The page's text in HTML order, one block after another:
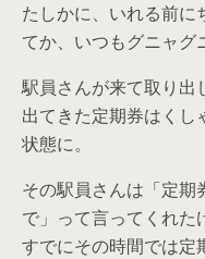
たしかに、いれる前に
てか、いつもグニャグ
駅員さんが来て取り出
出てきた定期券はくし
状態に。
その駅員さんは「定期
で」って言ってくれた
すでにその時間では定